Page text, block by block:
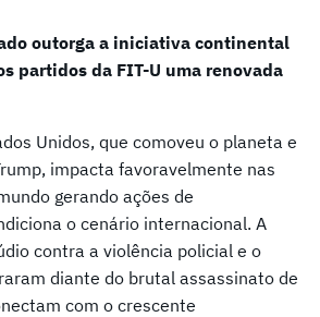
outorga a iniciativa continental
partidos da FIT-U uma renovada
Unidos, que comoveu o planeta e
impacta favoravelmente nas
gerando ações de
o cenário internacional. A
contra a violência policial e o
diante do brutal assassinato de
com o crescente